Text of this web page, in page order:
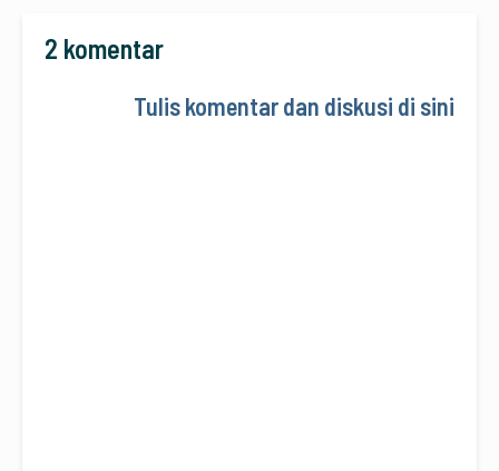
2 komentar
Tulis komentar dan diskusi di sini